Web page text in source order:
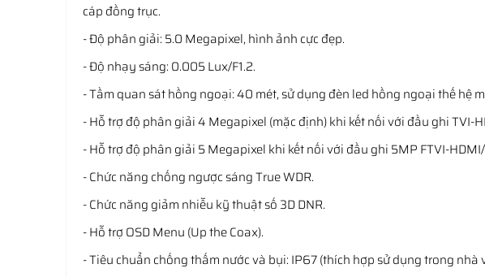
cáp đồng trục.
- Độ phân giải: 5.0 Megapixel, hình ảnh cực đẹp.
- Độ nhạy sáng: 0.005 Lux/F1.2.
- Tầm quan sát hồng ngoại: 40 mét, sử dụng đèn led hồng ngoại thế hệ
- Hỗ trợ độ phân giải 4 Megapixel (mặc định) khi kết nối với đầu ghi TVI-
- Hỗ trợ độ phân giải 5 Megapixel khi kết nối với đầu ghi 5MP FTVI-
- Chức năng chống ngược sáng True WDR.
- Chức năng giảm nhiễu kỹ thuật số 3D DNR.
- Hỗ trợ OSD Menu (Up the Coax).
- Tiêu chuẩn chống thấm nước và bụi: IP67 (thích hợp sử dụng trong nhà